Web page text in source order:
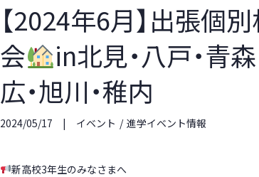
【2024年6月】出張個
会
in北見・八戸・青
広・旭川・稚内
2024/05/17 イベント 進学イベント情報
新高校3年生のみなさまへ